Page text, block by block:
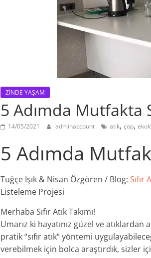
ZİNDE YAŞAM
5 Adımda Mutfakta
14/05/2021 adminaccount atık, çöp,
5 Adımda
Tuğçe Işık & Nisan Özgören / Blog: Sıfır
Listeleme Projesi
Merhaba Sıfır Atık Takımı!
​Umarız ki hayatınız güzel ve atıklardan
pratik “sıfır atık” yöntemi
verebilmek için bolca araştırdık, sizler